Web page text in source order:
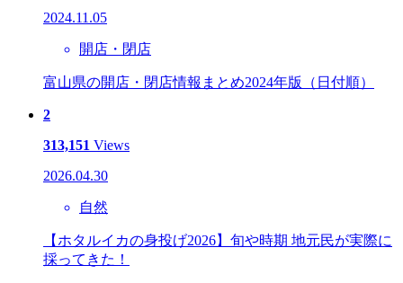
2024.11.05
開店・閉店
富山県の開店・閉店情報まとめ2024年版（日付順）
2
313,151 Views
2026.04.30
自然
【ホタルイカの身投げ2026】旬や時期 地元民が実際に
採ってきた！